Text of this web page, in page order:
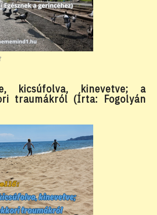
kicsúfolva, kinevetve; a
traumákról (Írta: Fogolyán